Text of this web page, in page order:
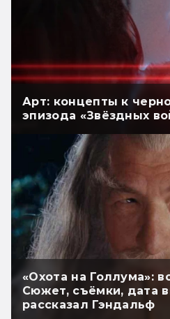
Арт: концепты к
эпизода «Звёздных
«Охота на Голлума»:
Сюжет, съёмки, дата
рассказал Гэндальф